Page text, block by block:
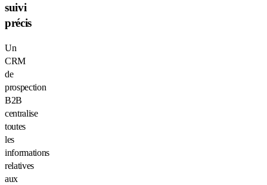
suivi
précis
Un
CRM
de
prospection
B2B
centralise
toutes
les
informations
relatives
aux